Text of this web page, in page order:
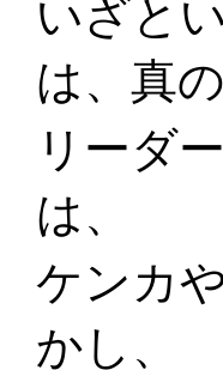
いざと
は、真の
リーダ
は、
ケンカ
かし、